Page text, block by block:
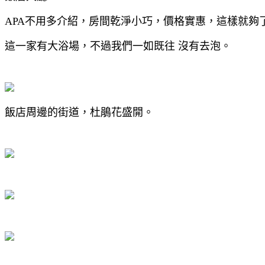
APA不用多介紹，房間乾淨小巧，價格實惠，這樣就夠
這一家有大浴場，不過我們一如既往 沒有去泡。
飯店周邊的街道，杜鵑花盛開。